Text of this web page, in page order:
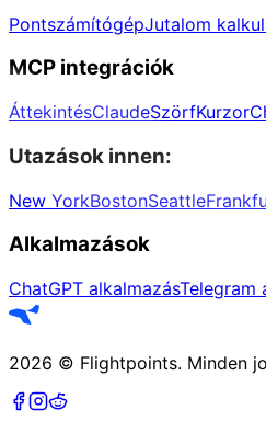
PontszámítógépJutalom
MCP integrációk
ÁttekintésClaudeSzörfKurzor
Utazások innen:
New YorkBostonSeattle
Alkalmazások
ChatGPT alkalmazásTelegram
2026 © Flightpoints. Minden